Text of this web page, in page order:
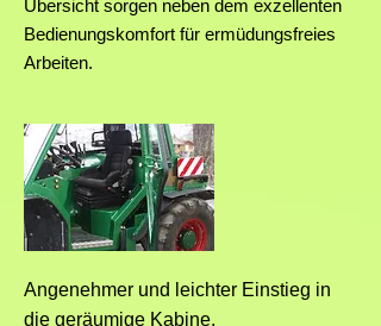
Übersicht sorgen neben dem exzellenten
Bedienungskomfort für ermüdungsfreies
Arbeiten.
Angenehmer und leichter Einstieg in
die geräumige Kabine.